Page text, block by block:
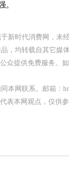
。
新时代消费网，未
，均转载自其它
众提供免费服务。
本网联系。邮箱：
表本网观点，仅供